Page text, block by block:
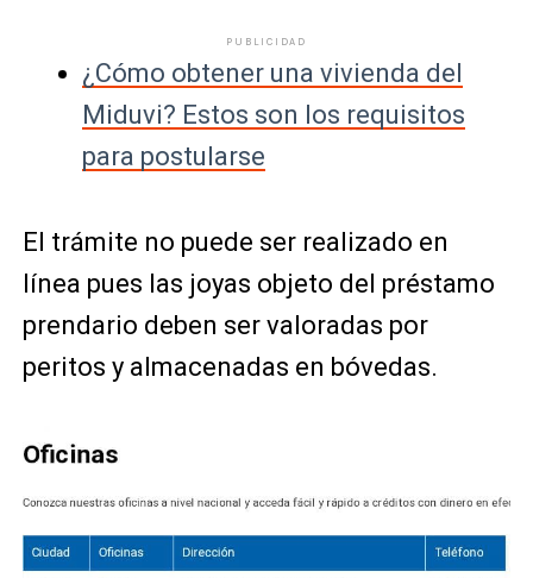
PUBLICIDAD
¿Cómo obtener una vivienda del
Miduvi? Estos son los requisitos
para postularse
El trámite no puede ser realizado en
línea pues las joyas objeto del préstamo
prendario deben ser valoradas por
peritos y almacenadas en bóvedas.